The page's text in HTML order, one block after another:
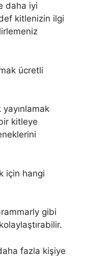
daha iyi
kitlenizin ilgi
ücretli
yayınlamak
kitleye
için hangi
gibi
fazla kişiye